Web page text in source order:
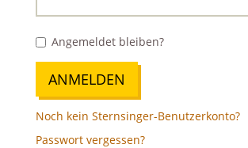
Angemeldet bleiben?
ANMELDEN
Noch kein Sternsinger-Benutzerkonto?
Passwort vergessen?